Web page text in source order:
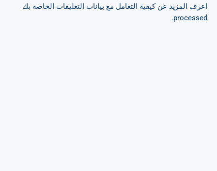
اعرف المزيد عن كيفية التعامل مع بيانات التعليقات الخاصة بك
processed
.